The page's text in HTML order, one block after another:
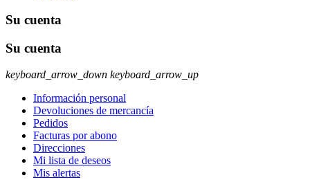
Su cuenta
Su cuenta
keyboard_arrow_down keyboard_arrow_up
Información personal
Devoluciones de mercancía
Pedidos
Facturas por abono
Direcciones
Mi lista de deseos
Mis alertas